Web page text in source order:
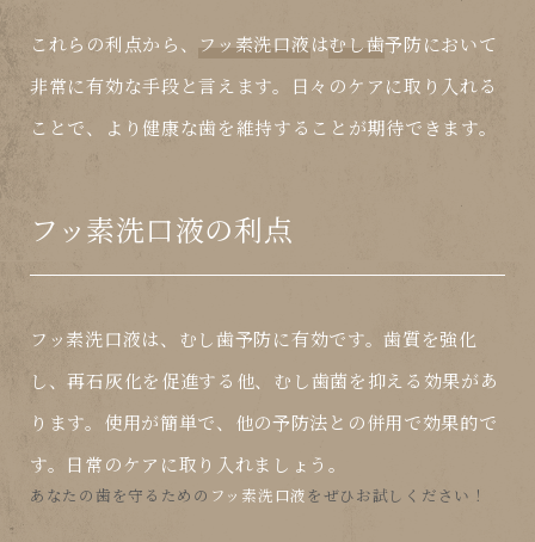
これらの利点から、 フッ素洗口液はむし歯予防において
非常に有効な手段と言えます。日々のケアに取り入れる
ことで、より健康な歯を維持することが期待できます。
フッ素洗口液の利点
フッ素洗口液は、 むし歯予防に有効です。歯質を強化
し、再石灰化を促進する他、 むし歯菌を抑える効果があ
ります。使用が簡単で、他の予防法との併用で効果的で
す。日常のケアに取り入れましょう。
あなたの歯を守るための フッ素洗口液をぜひお試しください！